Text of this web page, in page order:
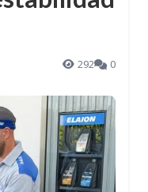
292 0